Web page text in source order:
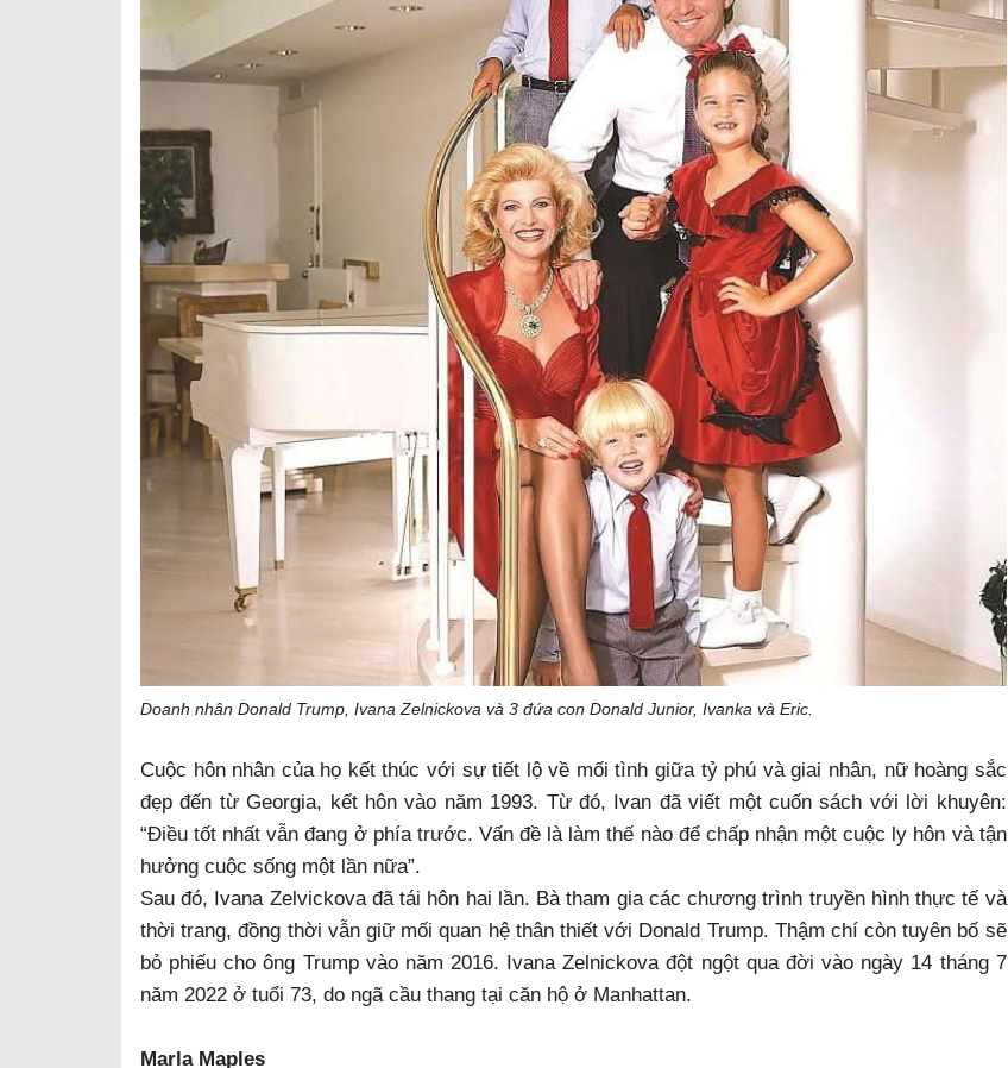
Doanh nhân Donald Trump, Ivana Zelnickova và 3 đứa con Donald Junior, Ivanka và Eric.
Cuộc hôn nhân của họ kết thúc với sự tiết lộ về mối tình giữa tỷ phú và giai nhân, nữ hoàng sắc
đẹp đến từ Georgia, kết hôn vào năm 1993. Từ đó, Ivan đã viết một cuốn sách với lời khuyên:
“Điều tốt nhất vẫn đang ở phía trước. Vấn đề là làm thế nào để chấp nhận một cuộc ly hôn và tận
hưởng cuộc sống một lần nữa”.
Sau đó, Ivana Zelvickova đã tái hôn hai lần. Bà tham gia các chương trình truyền hình thực tế và
thời trang, đồng thời vẫn giữ mối quan hệ thân thiết với Donald Trump. Thậm chí còn tuyên bố sẽ
bỏ phiếu cho ông Trump vào năm 2016. Ivana Zelnickova đột ngột qua đời vào ngày 14 tháng 7
năm 2022 ở tuổi 73, do ngã cầu thang tại căn hộ ở Manhattan.
Marla Maples